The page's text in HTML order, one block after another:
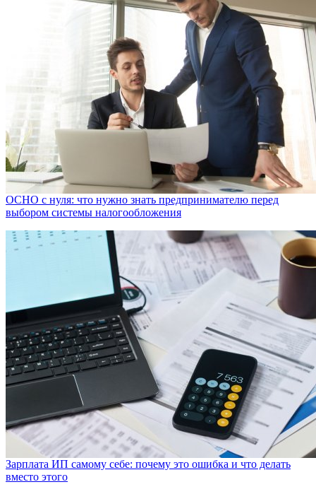
ОСНО с нуля: что нужно знать предпринимателю перед
выбором системы налогообложения
Зарплата ИП самому себе: почему это ошибка и что делать
вместо этого